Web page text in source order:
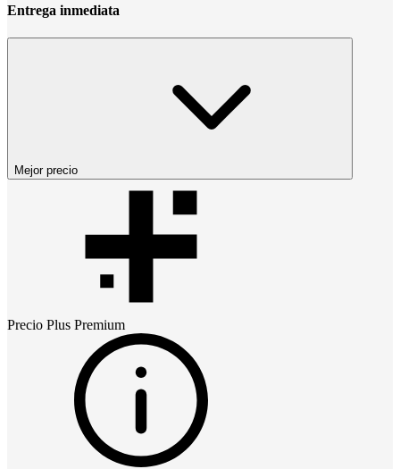
Entrega inmediata
Mejor precio
Precio Plus Premium